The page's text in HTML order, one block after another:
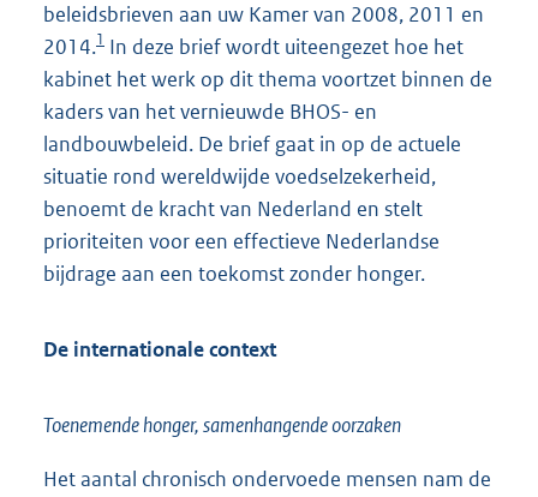
beleidsbrieven aan uw Kamer van 2008, 2011 en
2014.1 In deze brief wordt uiteengezet hoe het
kabinet het werk op dit thema voortzet binnen de
kaders van het vernieuwde BHOS- en
landbouwbeleid. De brief gaat in op de actuele
situatie rond wereldwijde voedselzekerheid,
benoemt de kracht van Nederland en stelt
prioriteiten voor een effectieve Nederlandse
bijdrage aan een toekomst zonder honger.
De internationale context
Toenemende honger, samenhangende oorzaken
Het aantal chronisch ondervoede mensen nam de